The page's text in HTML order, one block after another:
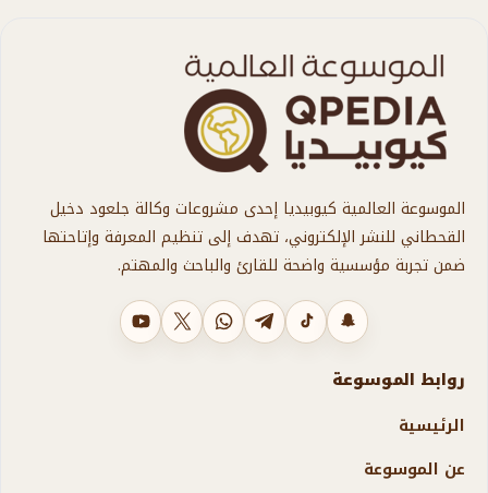
الموسوعة العالمية كيوبيديا إحدى مشروعات وكالة جلعود دخيل
القحطاني للنشر الإلكتروني، تهدف إلى تنظيم المعرفة وإتاحتها
ضمن تجربة مؤسسية واضحة للقارئ والباحث والمهتم.
يوتيوب
X واتسابتليجرامتيك توكسناب شات
روابط الموسوعة
الرئيسية
عن الموسوعة